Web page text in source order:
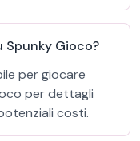
Spunky Gioco?
per giocare
per dettagli
costi.